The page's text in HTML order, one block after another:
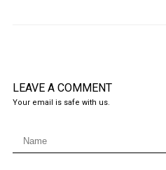
LEAVE A COMMENT
Your email is safe with us.